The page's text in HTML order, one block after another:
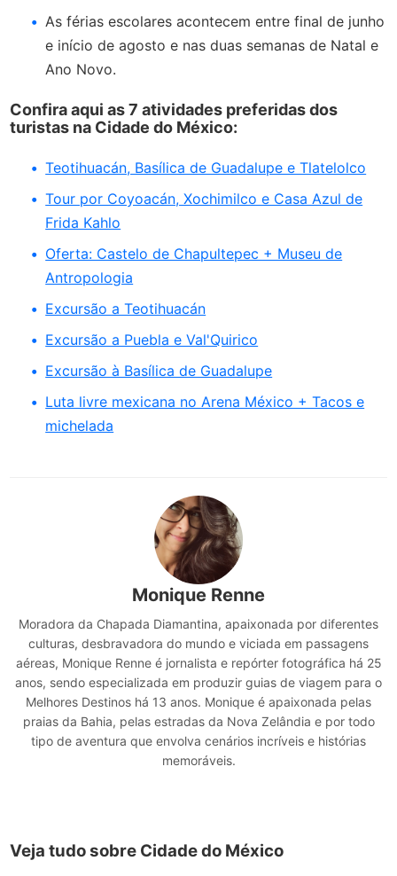
As férias escolares acontecem entre final de junho
e início de agosto e nas duas semanas de Natal e
Ano Novo.
Confira aqui as 7 atividades preferidas dos
turistas na Cidade do México:
Teotihuacán, Basílica de Guadalupe e Tlatelolco
Tour por Coyoacán, Xochimilco e Casa Azul de
Frida Kahlo
Oferta: Castelo de Chapultepec + Museu de
Antropologia
Excursão a Teotihuacán
Excursão a Puebla e Val'Quirico
Excursão à Basílica de Guadalupe
Luta livre mexicana no Arena México + Tacos e
michelada
Monique Renne
Moradora da Chapada Diamantina, apaixonada por diferentes
culturas, desbravadora do mundo e viciada em passagens
aéreas, Monique Renne é jornalista e repórter fotográfica há 25
anos, sendo especializada em produzir guias de viagem para o
Melhores Destinos há 13 anos. Monique é apaixonada pelas
praias da Bahia, pelas estradas da Nova Zelândia e por todo
tipo de aventura que envolva cenários incríveis e histórias
memoráveis.
Veja tudo sobre Cidade do México